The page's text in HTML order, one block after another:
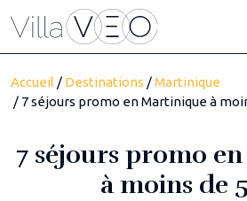
Accueil / Destinations /Martinique
/ 7 séjours promo en Martinique à
7 séjours promo
à moins de